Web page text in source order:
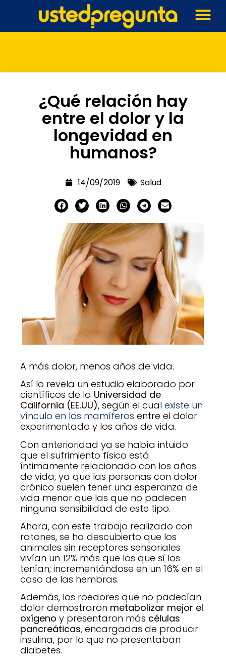
¿Qué relación hay
entre el dolor y la
longevidad en
humanos?
14/09/2019 Salud
A más dolor, menos años de vida.
Así lo revela un estudio elaborado por
científicos de la Universidad de
California (EE.UU), según el cual existe un
vínculo en los mamíferos entre el dolor
experimentado y los años de vida.
Con anterioridad ya se había intuido
que el sufrimiento físico está
íntimamente relacionado con los años
de vida, ya que las personas con dolor
crónico suelen tener una esperanza de
vida menor que las que no padecen
ninguna sensibilidad de este tipo.
Ahora, con este trabajo realizado con
ratones, se ha descubierto que los
animales sin receptores sensoriales
vivían un 12% más que los que sí los
tenían; incrementándose en un 16% en el
caso de las hembras.
Además, los roedores que no padecían
dolor demostraron metabolizar mejor el
oxígeno y presentaron más células
pancreáticas, encargadas de producir
insulina, por lo que no presentaban
diabetes.